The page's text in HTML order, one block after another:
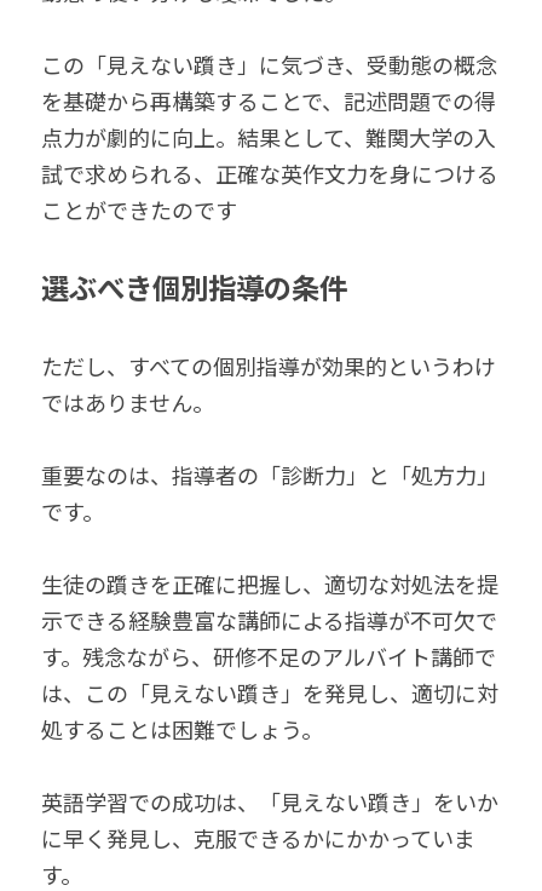
この「見えない躓き」に気づき、受動態の概念
を基礎から再構築することで、記述問題での得
点力が劇的に向上。結果として、難関大学の入
試で求められる、正確な英作文力を身につける
ことができたのです
選ぶべき個別指導の条件
ただし、すべての個別指導が効果的というわけ
ではありません。
重要なのは、指導者の「診断力」と「処方力」
です。
生徒の躓きを正確に把握し、適切な対処法を提
示できる経験豊富な講師による指導が不可欠で
す。残念ながら、研修不足のアルバイト講師で
は、この「見えない躓き」を発見し、適切に対
処することは困難でしょう。
英語学習での成功は、「見えない躓き」をいか
に早く発見し、克服できるかにかかっていま
す。